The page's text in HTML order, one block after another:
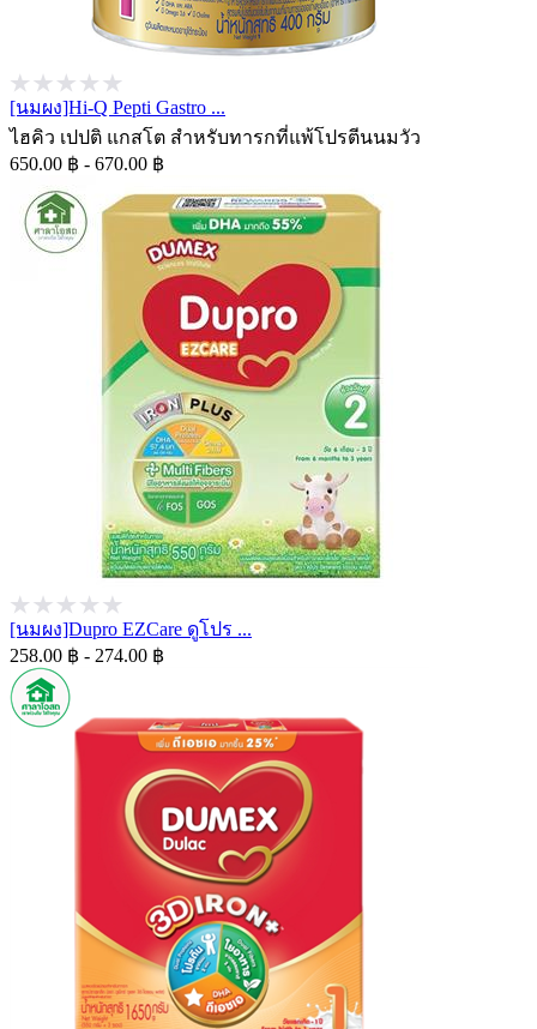
[นมผง]Hi-Q Pepti Gastro ...
ไฮคิว เปปติ แกสโต สำหรับทารกที่แพ้โปรตีนนมวัว
650.00 ฿ - 670.00 ฿
[นมผง]Dupro EZCare ดูโปร ...
258.00 ฿ - 274.00 ฿